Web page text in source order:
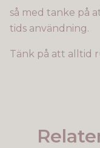
så med tanke på
tids användning.
Tänk på att alltid